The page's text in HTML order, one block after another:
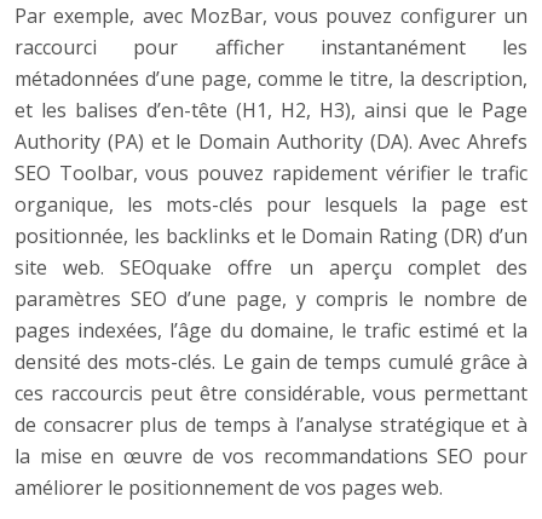
Par exemple, avec MozBar, vous pouvez configurer un
raccourci pour afficher instantanément les
métadonnées d’une page, comme le titre, la description,
et les balises d’en-tête (H1, H2, H3), ainsi que le Page
Authority (PA) et le Domain Authority (DA). Avec Ahrefs
SEO Toolbar, vous pouvez rapidement vérifier le trafic
organique, les mots-clés pour lesquels la page est
positionnée, les backlinks et le Domain Rating (DR) d’un
site web. SEOquake offre un aperçu complet des
paramètres SEO d’une page, y compris le nombre de
pages indexées, l’âge du domaine, le trafic estimé et la
densité des mots-clés. Le gain de temps cumulé grâce à
ces raccourcis peut être considérable, vous permettant
de consacrer plus de temps à l’analyse stratégique et à
la mise en œuvre de vos recommandations SEO pour
améliorer le positionnement de vos pages web.